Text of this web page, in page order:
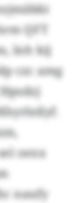
QFT
lnh kij
czc amg
oexx
naufy